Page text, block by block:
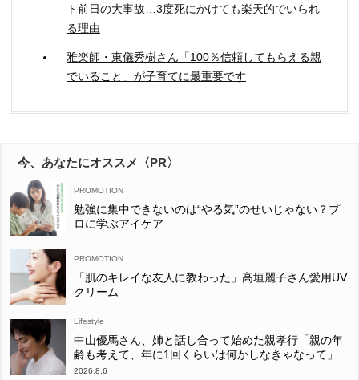
ト前日の大事故…3度死にかけても楽天的でいられ
る理由
雅楽師・東儀秀樹さん「100％信頼してもらえる親
でいること」が子育てに最重要です
今、あなたにオススメ〈PR〉
勉強に集中できないのは“やる気”のせいじゃない？プ
ロに学ぶアイケア
「肌のキレイな友人に教わった」高垣麗子さん愛用UV
クリーム
Lifestyle
中山優馬さん、姉と話し合って始めた親孝行「親の年
齢も考えて、年に1回くらいは何かしなきゃなって」
2026.8.6